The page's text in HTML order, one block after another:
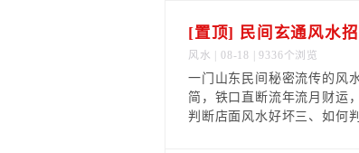
[置顶] 民间玄通风水
风水 | 08-18 | 9336个浏览
一门山东民间秘密流传的风
简，铁口直断流年流月财运
判断店面风水好坏三、如何